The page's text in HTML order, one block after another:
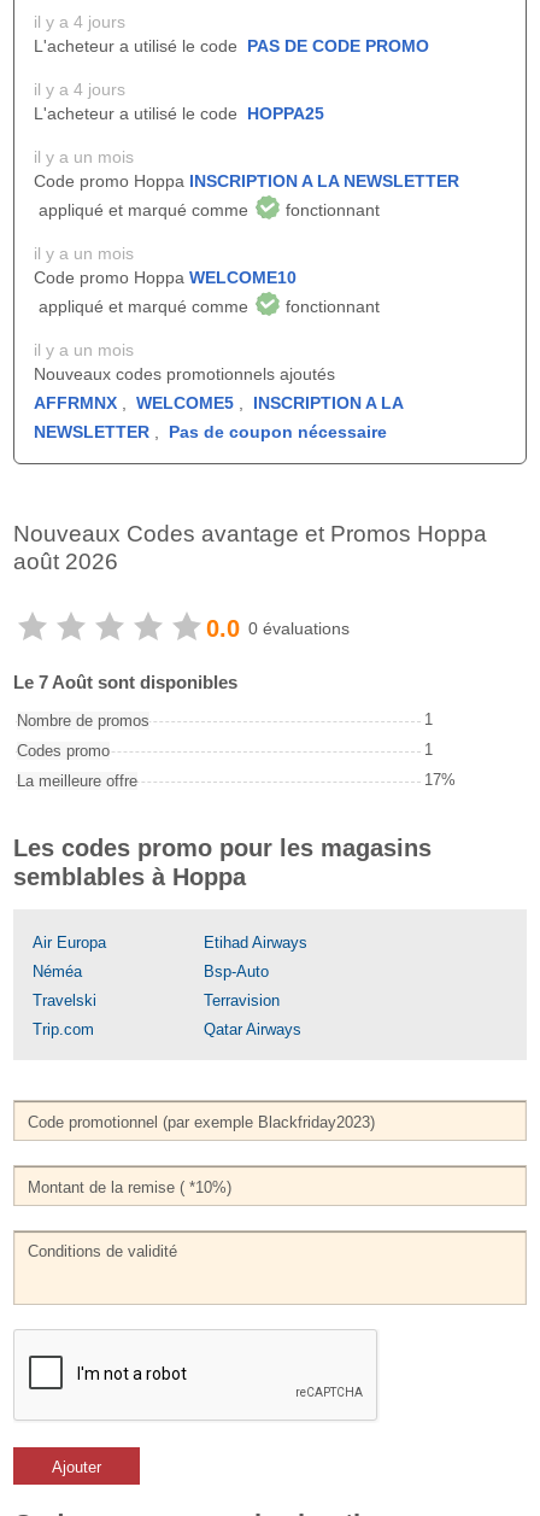
il y a 4 jours
L'acheteur a utilisé le code PAS DE CODE PROMO
il y a 4 jours
L'acheteur a utilisé le code HOPPA25
il y a un mois
Code promo Hoppa INSCRIPTION A LA NEWSLETTER
appliqué et marqué comme
fonctionnant
il y a un mois
Code promo Hoppa WELCOME10
appliqué et marqué comme
fonctionnant
il y a un mois
Nouveaux codes promotionnels ajoutés
AFFRMNX
WELCOME5
INSCRIPTION A LA
NEWSLETTER
Pas de coupon nécessaire
Nouveaux Codes avantage et Promos Hoppa
août 2026
0.0 0 évaluations
Le 7 Août sont disponibles
Nombre de promos
1
Codes promo
1
La meilleure offre
17%
Les codes promo pour les magasins
semblables à Hoppa
Air Europa
Etihad Airways
Néméa
Bsp-Auto
Travelski
Terravision
Trip.com
Qatar Airways
Ajouter